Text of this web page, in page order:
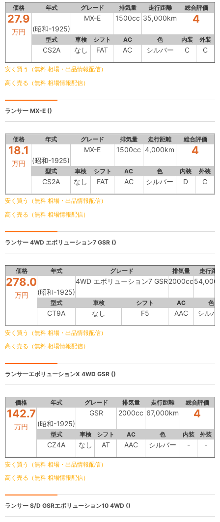
価格 年式 グレード 排気量 走行距離 総合評価
27.9
万円 (昭和-1925)
MX-E 1500cc 35,000km 4
型式 車検 シフト AC 色 内装 外装
CS2A なし FAT AC シルバー C C
安く買う（無料 相場・出品情報配信）
高く売る（無料 相場情報配信）
ランサー MX-E ()
価格 年式 グレード 排気量 走行距離 総合評価
18.1
万円 (昭和-1925)
MX-E 1500cc 4,000km 4
型式 車検 シフト AC 色 内装 外装
CS2A なし FAT AC シルバー D C
安く買う（無料 相場・出品情報配信）
高く売る（無料 相場情報配信）
ランサー 4WD エボリューション7 GSR ()
価格 年式 グレード 排気量 走行距
278.0
万円 (昭和-1925)
4WD エボリューション7 GSR2000cc
型式 車検 シフト AC 色
CT9A なし F5 AAC シルバ
安く買う（無料 相場・出品情報配信）
高く売る（無料 相場情報配信）
ランサーエボリューションX 4WD GSR ()
価格 年式 グレード 排気量 走行距離 総合評価
142.7
万円 (昭和-1925)
GSR 2000cc 67,000km 4
型式 車検 シフト AC 色 内装 外装
CZ4A なし AT AAC シルバー - -
安く買う（無料 相場・出品情報配信）
高く売る（無料 相場情報配信）
ランサー S/D GSRエボリューション10 4WD ()